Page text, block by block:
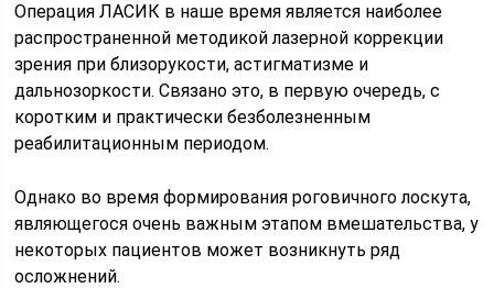
Операция ЛАСИК в наше время является наиболее
распространенной методикой лазерной коррекции
зрения при близорукости, астигматизме и
дальнозоркости. Связано это, в первую очередь, с
коротким и практически безболезненным
реабилитационным периодом.
Однако во время формирования роговичного лоскута,
являющегося очень важным этапом вмешательства, у
некоторых пациентов может возникнуть ряд
осложнений.